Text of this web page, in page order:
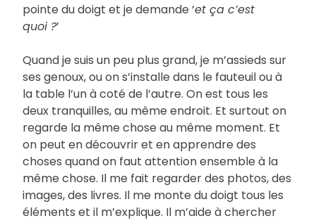
pointe du doigt et je demande ‘et ça c’est
quoi ?’
Quand je suis un peu plus grand, je m’assieds sur
ses genoux, ou on s’installe dans le fauteuil ou à
la table l’un à coté de l’autre. On est tous les
deux tranquilles, au même endroit. Et surtout on
regarde la même chose au même moment. Et
on peut en découvrir et en apprendre des
choses quand on faut attention ensemble à la
même chose. Il me fait regarder des photos, des
images, des livres. Il me monte du doigt tous les
éléments et il m’explique. Il m’aide à chercher